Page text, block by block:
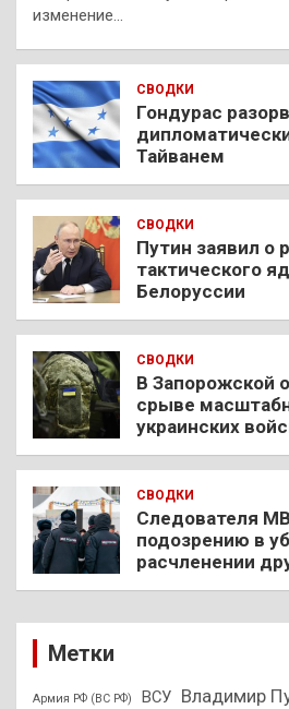
изменение…
СВОДКИ
Гондурас
Тайванем
СВОДКИ
Путин заявил о
тактического
Белоруссии
СВОДКИ
В Запорожской
срыве
украинских
СВОДКИ
Следователя
подозрению в
расчленении
Метки
Армия РФ (ВС РФ) ВСУ Владимир